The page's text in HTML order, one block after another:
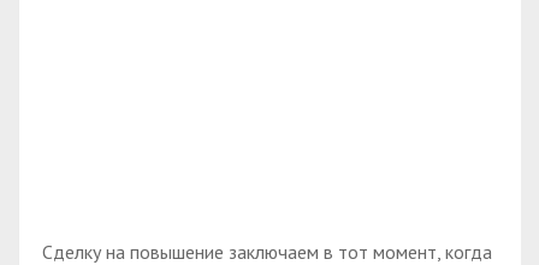
Сделку на повышение заключаем в тот момент, когда